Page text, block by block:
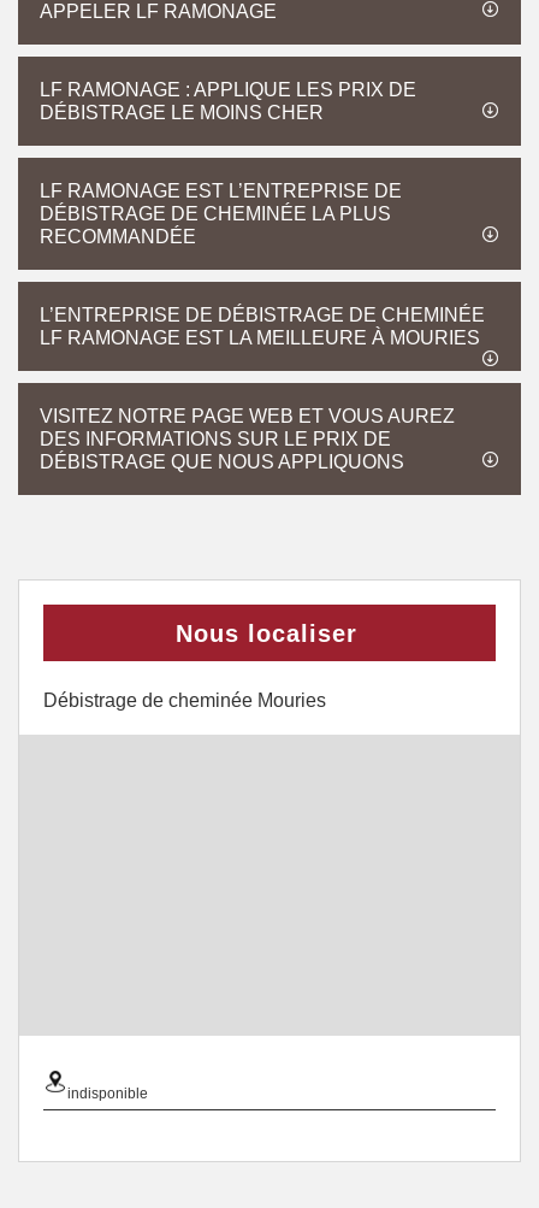
APPELER LF RAMONAGE
LF RAMONAGE : APPLIQUE LES PRIX DE
DÉBISTRAGE LE MOINS CHER
LF RAMONAGE EST L’ENTREPRISE DE
DÉBISTRAGE DE CHEMINÉE LA PLUS
RECOMMANDÉE
L’ENTREPRISE DE DÉBISTRAGE DE CHEMINÉE
LF RAMONAGE EST LA MEILLEURE À MOURIES
VISITEZ NOTRE PAGE WEB ET VOUS AUREZ
DES INFORMATIONS SUR LE PRIX DE
DÉBISTRAGE QUE NOUS APPLIQUONS
Nous localiser
Débistrage de cheminée Mouries
indisponible